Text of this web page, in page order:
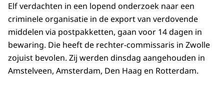
Elf verdachten in een lopend onderzoek naar een
criminele organisatie in de export van verdovende
middelen via postpakketten, gaan voor 14 dagen in
bewaring. Die heeft de rechter-commissaris in Zwolle
zojuist bevolen. Zij werden dinsdag aangehouden in
Amstelveen, Amsterdam, Den Haag en Rotterdam.